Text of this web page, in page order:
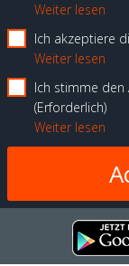
Weiter lesen
Ich akzeptiere
Weiter lesen
Ich stimme den
Erforderlich
Weiter lesen